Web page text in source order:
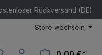
Rückversand (DE)
Store wechseln